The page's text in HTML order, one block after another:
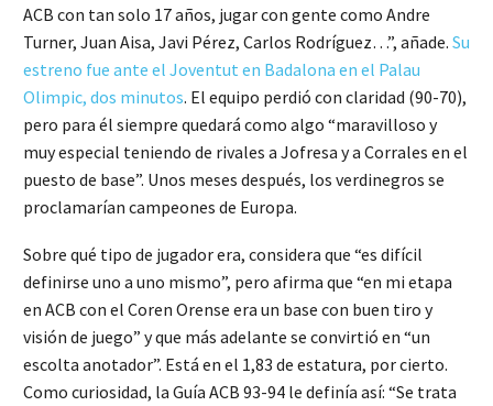
ACB con tan solo 17 años, jugar con gente como Andre
Turner, Juan Aisa, Javi Pérez, Carlos Rodríguez…”, añade. Su
estreno fue ante el Joventut en Badalona en el Palau
Olimpic, dos minutos. El equipo perdió con claridad (90-70),
pero para él siempre quedará como algo “maravilloso y
muy especial teniendo de rivales a Jofresa y a Corrales en el
puesto de base”. Unos meses después, los verdinegros se
proclamarían campeones de Europa.
Sobre qué tipo de jugador era, considera que “es difícil
definirse uno a uno mismo”, pero afirma que “en mi etapa
en ACB con el Coren Orense era un base con buen tiro y
visión de juego” y que más adelante se convirtió en “un
escolta anotador”. Está en el 1,83 de estatura, por cierto.
Como curiosidad, la Guía ACB 93-94 le definía así: “Se trata